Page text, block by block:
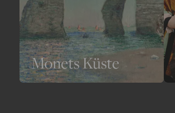
Monets Küste